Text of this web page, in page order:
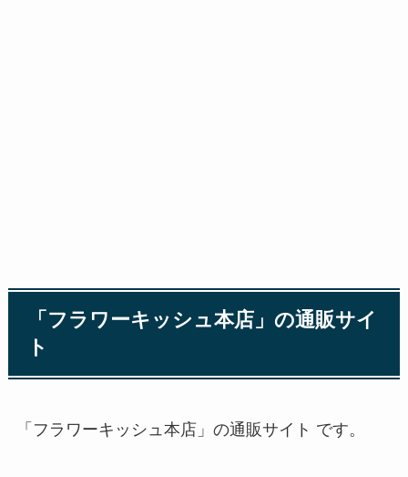
「フラワーキッシュ本店」の通販サイ
ト
「フラワーキッシュ本店」の通販サイト です。